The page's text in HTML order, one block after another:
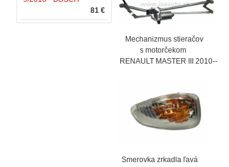
81 €
Mechanizmus stieračov
s motorčekom
RENAULT MASTER III 2010--
Smerovka zrkadla ľavá